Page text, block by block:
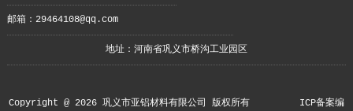
邮箱：29464108@qq.com
地址：河南省巩义市桥沟工业园区
Copyright @ 2026 巩义市亚铝材料有限公司 版权所有 ICP备案编